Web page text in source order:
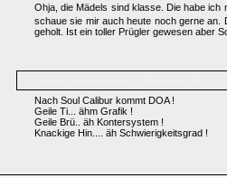
Ohja, die Mädels sind klasse. Die habe ich
schaue sie mir auch heute noch gerne an.
geholt. Ist ein toller Prügler gewesen aber
Nach Soul Calibur kommt DOA !
Geile Ti... ähm Grafik !
Geile Brü.. äh Kontersystem !
Knackige Hin.... äh Schwierigkeitsgrad !